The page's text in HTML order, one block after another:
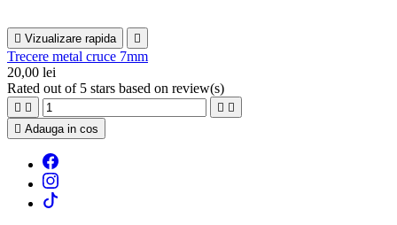
 Vizualizare rapida 
Trecere metal cruce 7mm
20,00 lei
Rated out of 5 stars based on review(s)
   
 Adauga in cos